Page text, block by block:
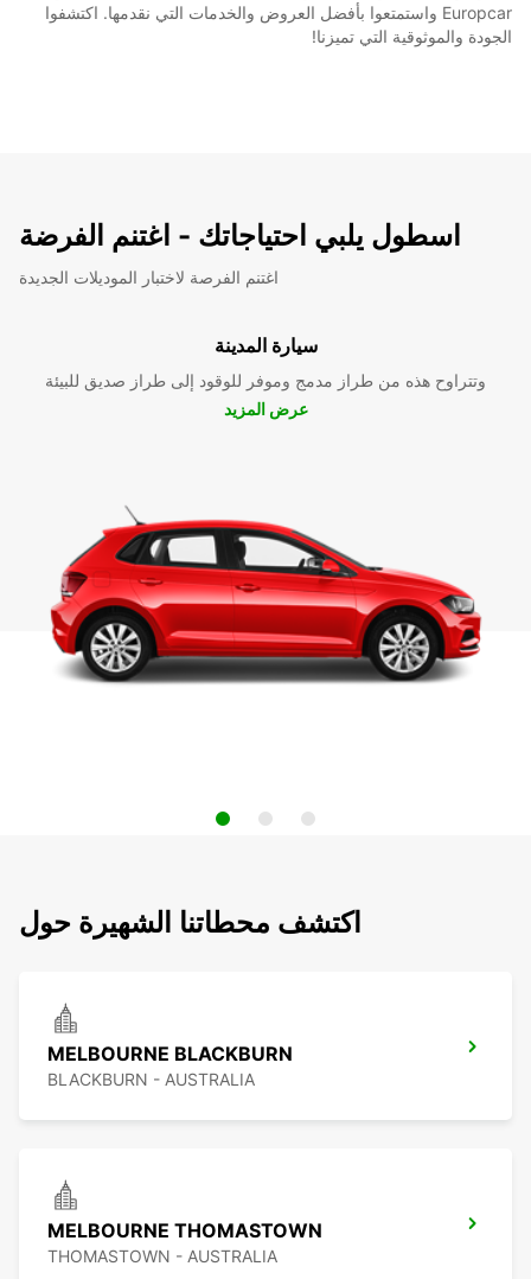
Europcar واستمتعوا بأفضل العروض والخدمات التي نقدمها. اكتشفوا
الجودة والموثوقية التي تميزنا!
اسطول يلبي احتياجاتك - اغتنم الفرضة
اغتنم الفرصة لاختبار الموديلات الجديدة
سيارة المدينة
وتتراوح هذه من طراز مدمج وموفر للوقود إلى طراز صديق للبيئة
عرض المزيد
اكتشف محطاتنا الشهيرة حول
MELBOURNE BLACKBURN
BLACKBURN - AUSTRALIA
MELBOURNE THOMASTOWN
THOMASTOWN - AUSTRALIA